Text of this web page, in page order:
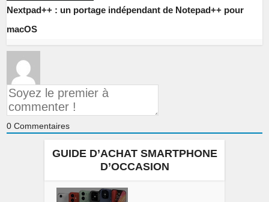
Nextpad++ : un portage indépendant de Notepad++ pour
macOS
0 Commentaires
GUIDE D’ACHAT SMARTPHONE
D’OCCASION